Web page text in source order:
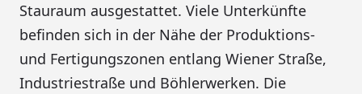
Stauraum ausgestattet. Viele Unterkünfte
befinden sich in der Nähe der Produktions-
und Fertigungszonen entlang Wiener Straße,
Industriestraße und Böhlerwerken. Die